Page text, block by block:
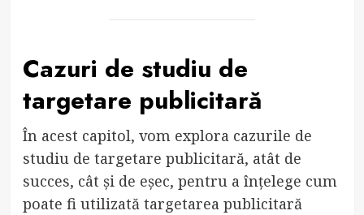
Cazuri de studiu de
targetare publicitară
În acest capitol, vom explora cazurile de
studiu de targetare publicitară, atât de
succes, cât și de eșec, pentru a înțelege cum
poate fi utilizată targetarea publicitară